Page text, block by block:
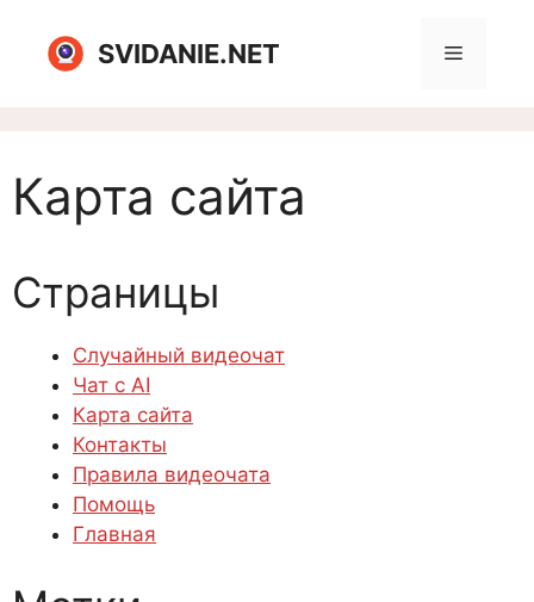
содержимому
SVIDANIE.NET Меню
Карта сайта
Страницы
Случайный видеочат
Чат с AI
Карта сайта
Контакты
Правила видеочата
Помощь
Главная